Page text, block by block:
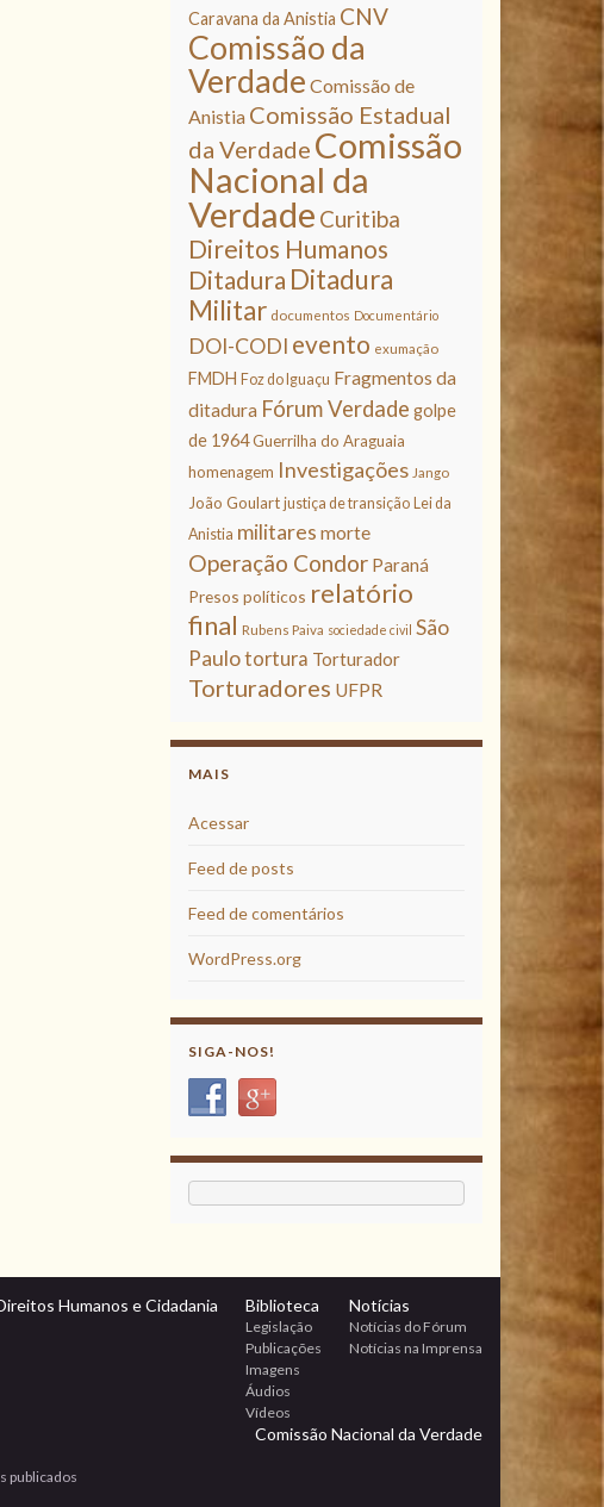
Caravana da Anistia CNV
Comissão da
Verdade Comissão de
Anistia Comissão Estadual
da Verdade Comissão
Nacional da
Verdade Curitiba
Direitos Humanos
Ditadura Ditadura
Militar documentos Documentário
DOI-CODI evento exumação
FMDH Foz do Iguaçu Fragmentos da
ditadura Fórum Verdade golpe
de 1964 Guerrilha do Araguaia
homenagem Investigações Jango
João Goulart justiça de transição Lei da
Anistia militares morte
Operação Condor Paraná
Presos políticos relatório
final Rubens Paiva sociedade civil São
Paulotortura Torturador
Torturadores UFPR
MAIS
Acessar
Feed de posts
Feed de comentários
WordPress.org
SIGA-NOS!
Humanos e Cidadania Biblioteca
Legislação
Publicações
Imagens
Áudios
Vídeos
Notícias
Notícias do Fórum
Notícias na Imprensa
Comissão Nacional da Verdade
publicados